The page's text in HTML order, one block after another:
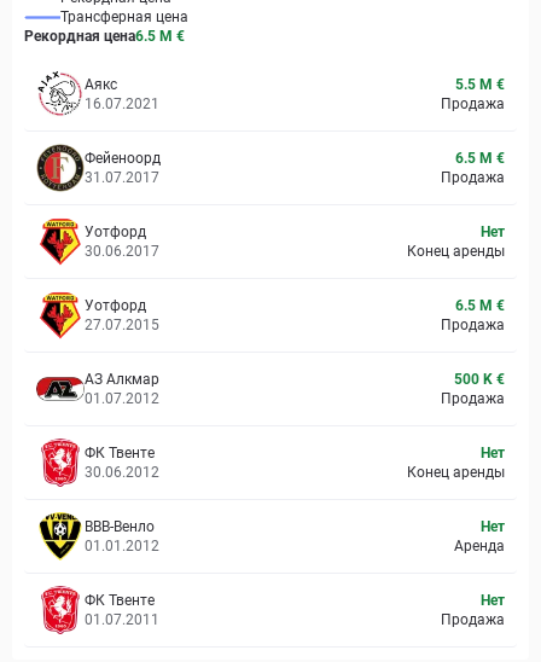
Трансферная цена
Рекордная цена6.5 M €
Аякс
16.07.2021
5.5 M €
Продажа
Фейеноорд
31.07.2017
6.5 M €
Продажа
Уотфорд
30.06.2017
Нет
Конец аренды
Уотфорд
27.07.2015
6.5 M €
Продажа
АЗ Алкмар
01.07.2012
500 K €
Продажа
ФК Твенте
30.06.2012
Нет
Конец аренды
ВВВ-Венло
01.01.2012
Нет
Аренда
ФК Твенте
01.07.2011
Нет
Продажа